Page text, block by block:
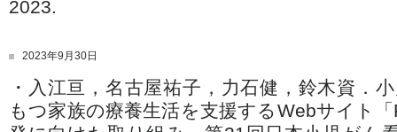
2023.
2023年9月30日
・入江亘，名古屋祐子，力石健，鈴木資．
もつ家族の療養生活を支援するWebサイト